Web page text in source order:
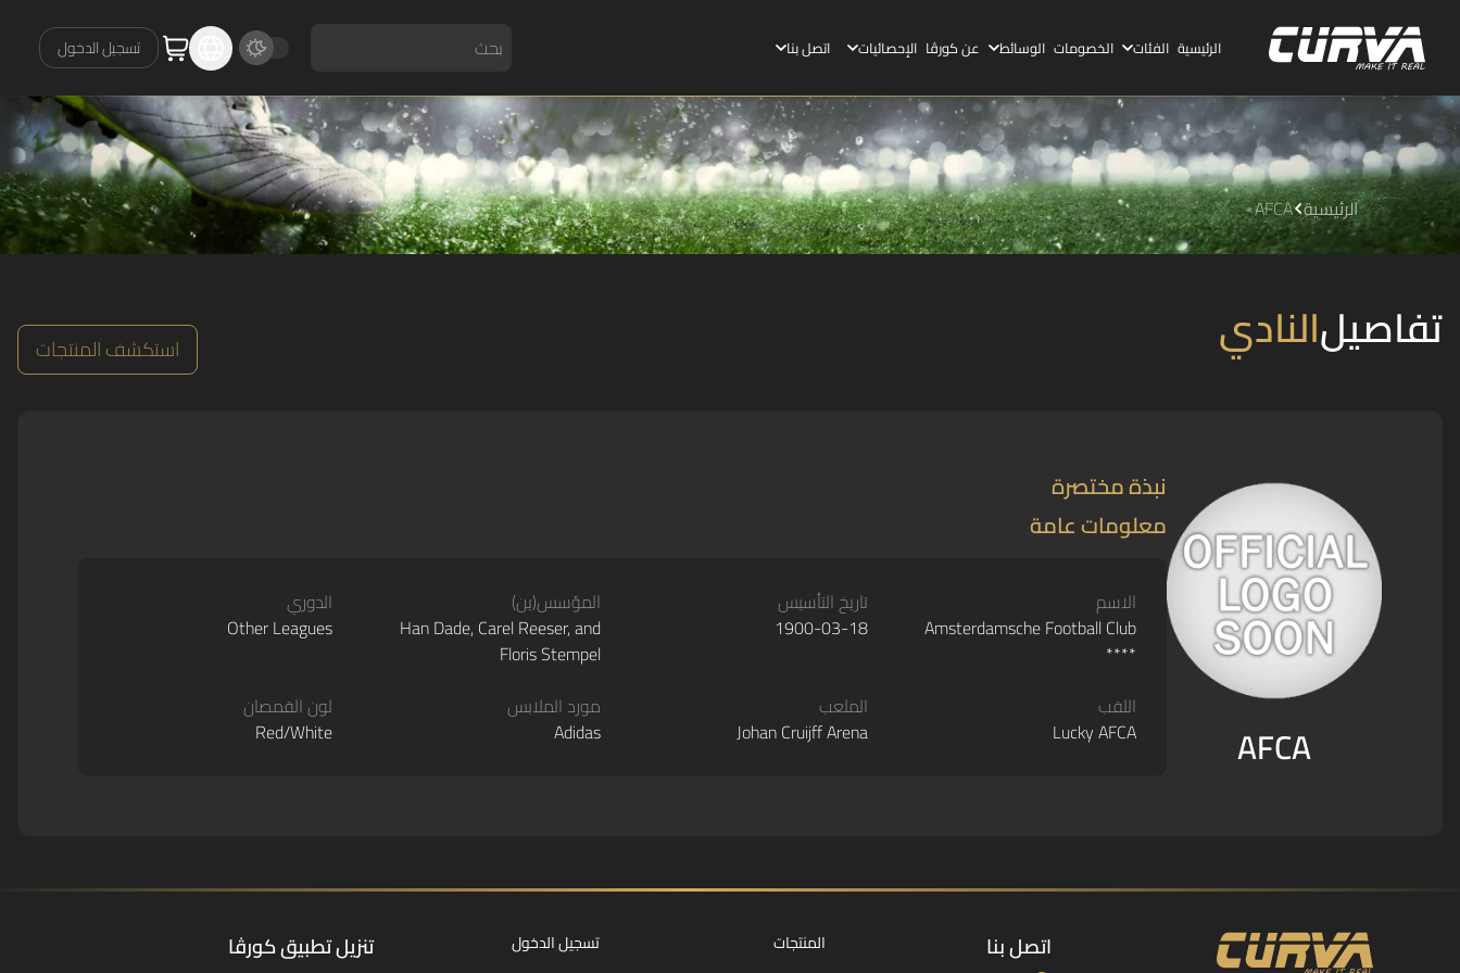
الرئيسية الفئات الخصومات الوسائط عن كورڤا الإحصائيات اتصل بنا تسجيل الدخول
الرئيسية AFCA
الناديتفاصيل استكشف المنتجات
AFCA
نبذة مختصرة
معلومات عامة
الاسم
Amsterdamsche Football Club
****
تاريخ التأسيس
1900-03-18
المؤسس(ين)
Han Dade, Carel Reeser, and
Floris Stempel
الدوري
Other Leagues
اللقب
Lucky AFCA
الملعب
Johan Cruijff Arena
مورد الملابس
Adidas
لون القمصان
Red/White
اتصل بنا المنتجات تسجيل الدخول تنزيل تطبيق كورڤا